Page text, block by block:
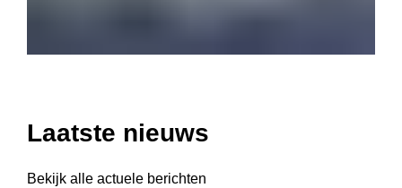
Laatste nieuws
Bekijk alle actuele berichten